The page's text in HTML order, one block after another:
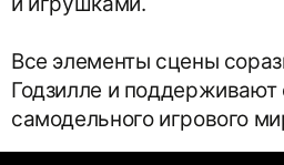
Все элементы сцены
Годзилле и
самодельного игрового